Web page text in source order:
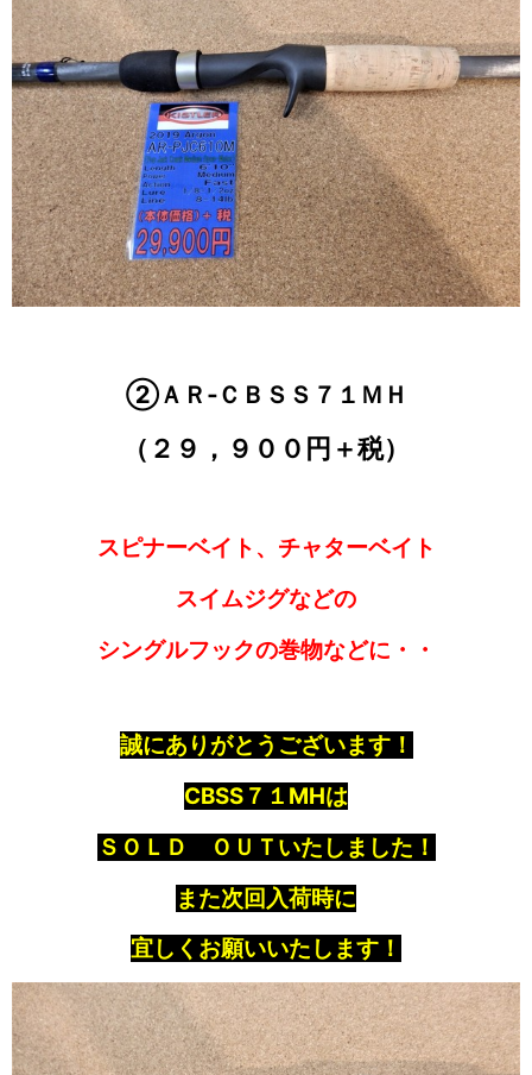
②ＡＲ‐ＣＢＳＳ７１ＭＨ
（２９，９００円＋税）
スピナーベイト、チャターベイト
スイムジグなどの
シングルフックの巻物などに・・
誠にありがとうございます！
CBSS７１MHは
ＳＯＬＤ ＯＵＴいたしました！
また次回入荷時に
宜しくお願いいたします！